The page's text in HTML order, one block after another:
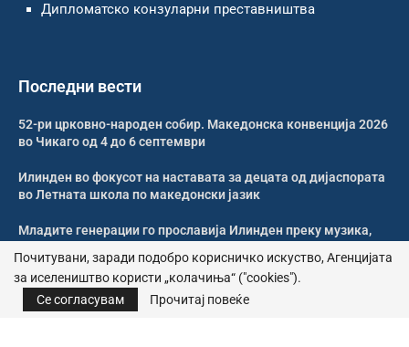
Дипломатско конзуларни преставништва
Последни вести
52-ри црковно-народен собир. Македонска конвенција 2026
во Чикаго од 4 до 6 септември
Илинден во фокусот на наставата за децата од дијаспората
во Летната школа по македонски јазик
Младите генерации го прославија Илинден преку музика,
Свечено и молитвено одбележан Илинден во Џилонг
Почитувани, заради подобро корисничко искуство, Агенцијата
за иселеништво користи „колачиња“ ("cookies").
Се согласувам
Прочитај повеќе